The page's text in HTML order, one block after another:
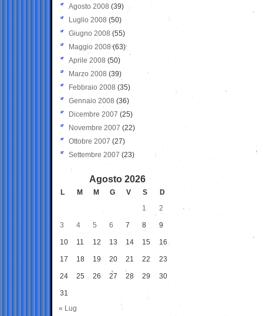
Agosto 2008 (39)
Luglio 2008 (50)
Giugno 2008 (55)
Maggio 2008(63)
Aprile 2008 (50)
Marzo 2008 (39)
Febbraio 2008 (35)
Gennaio 2008 (36)
Dicembre 2007 (25)
Novembre 2007 (22)
Ottobre 2007 (27)
Settembre 2007 (23)
Agosto 2026
L M M G V S
D
1
2
3 4 5 6 7 8 9
10 11 12 13 14 15 16
17 18 19 20 21 22 23
24 25 26 27 28 29 30
31
« Lug